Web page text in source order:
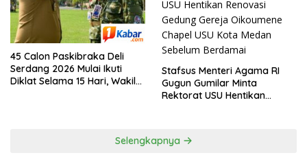
45 Calon Paskibraka Deli
Serdang 2026 Mulai Ikuti
Diklat Selama 15 Hari, Wakil
Stafsus Menteri Agama RI
Gugun Gumilar Minta
Rektorat USU Hentikan
Selengkapnya